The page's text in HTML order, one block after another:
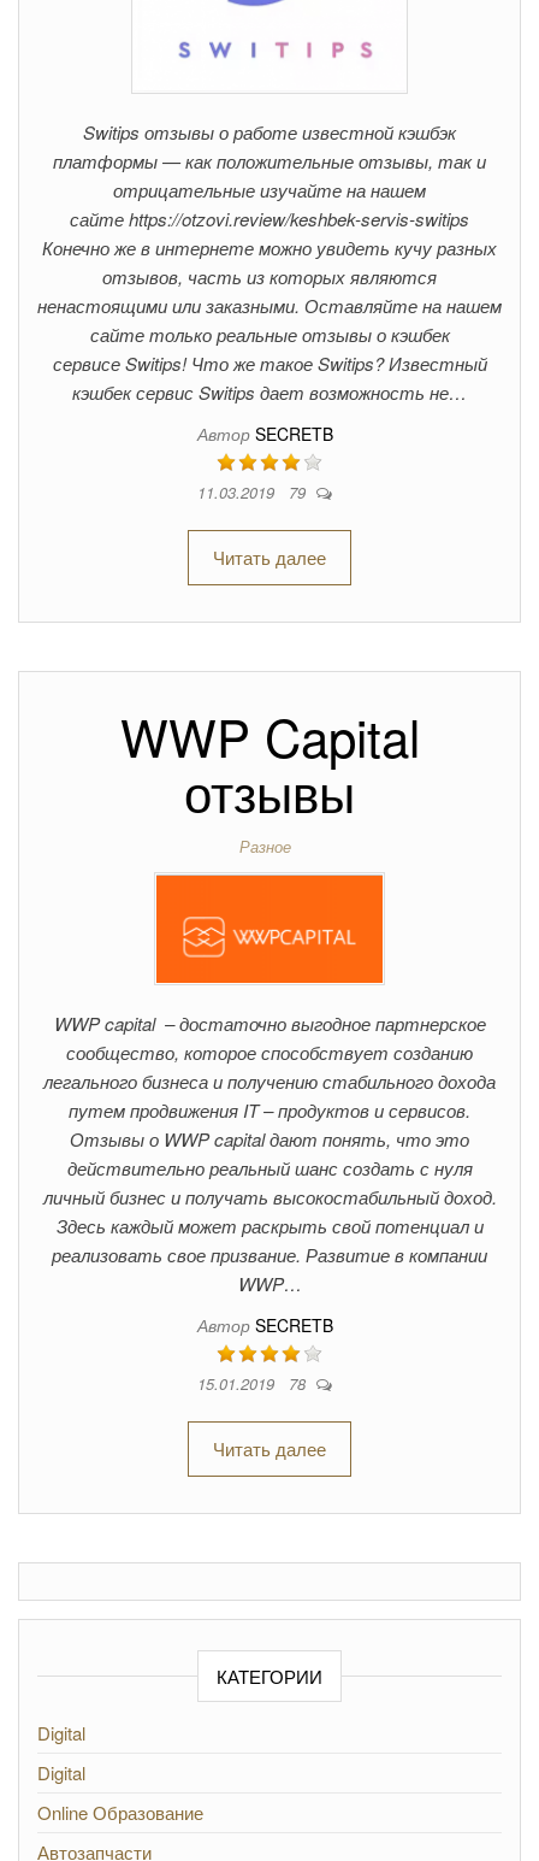
Switips отзывы о работе известной кэшбэк
платформы — как положительные отзывы, так и
отрицательные изучайте на нашем
сайте https://otzovi.review/keshbek-servis-switips
Конечно же в интернете можно увидеть кучу разных
отзывов, часть из которых являются
ненастоящими или заказными. Оставляйте на нашем
сайте только реальные отзывы о кэшбек
сервисе Switips! Что же такое Switips? Известный
кэшбек сервис Switips дает возможность не…
Автор SECRETB
11.03.2019 79
Читать далее
WWP Capital
отзывы
Разное
WWP capital – достаточно выгодное партнерское
сообщество, которое способствует созданию
легального бизнеса и получению стабильного дохода
путем продвижения IT – продуктов и сервисов.
Отзывы о WWP capital дают понять, что это
действительно реальный шанс создать с нуля
личный бизнес и получать высокостабильный доход.
Здесь каждый может раскрыть свой потенциал и
реализовать свое призвание. Развитие в компании
WWP…
Автор SECRETB
15.01.2019 78
Читать далее
КАТЕГОРИИ
Digital
Digital
Online Образование
Автозапчасти